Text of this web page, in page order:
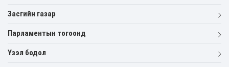
Засгийн газар
Парламентын тогоонд
Үзэл бодол